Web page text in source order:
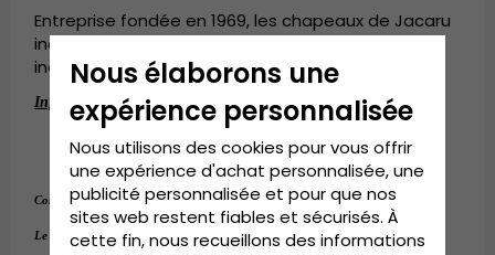
Entreprise fondée en 1969, les chapeaux de Jacaru
incarnent l’âme de l’Australie – sauvage,
indomptable, forte et courageuse!
Informations détaillées:
Rebords de 9 centimètres.
Taille réglable.
Composition : 65% coton, 35% polyester.
Le guide des tailles: 1-size-fits-all
Nous élaborons une
expérience personnalisée
Nous utilisons des cookies pour vous offrir
une expérience d'achat personnalisée, une
publicité personnalisée et pour que nos
sites web restent fiables et sécurisés. À
cette fin, nous recueillons des informations